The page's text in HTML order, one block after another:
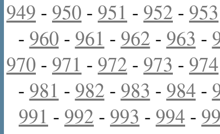
949 - 950 - 951 - 952 - 953
- 960 - 961 - 962 - 963 -
970 - 971 - 972 - 973 - 974
- 981 - 982 - 983 - 984 -
991 - 992 - 993 - 994 -